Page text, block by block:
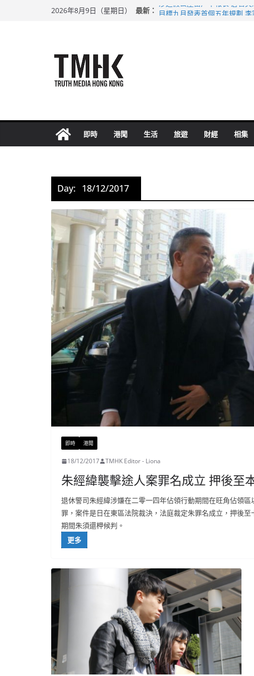
2026年8月9日（星期日） 最新： 涉造假公屋富戶申報表 倉管
即時 港聞 生活 旅遊 財經 相集
Day: 18/12/2017
即時 港聞
18/12/2017 TMHK Editor - Liona
朱經緯襲擊途人案罪名成立 押後至
退休警司朱經緯涉嫌在二零一四年佔領行動期間在旺角佔領
罪，案件是日在東區法院裁決，法庭裁定朱罪名成立，押後
期間朱須還柙候判。
更多